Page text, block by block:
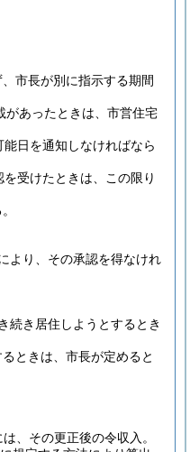
市長が別に指示する期間
があったときは、市営住宅
日を通知しなければなら
受けたときは、この限り
より、その承認を得なけれ
続き居住しようとするとき
ときは、市長が定めると
、その更正後の令収入。